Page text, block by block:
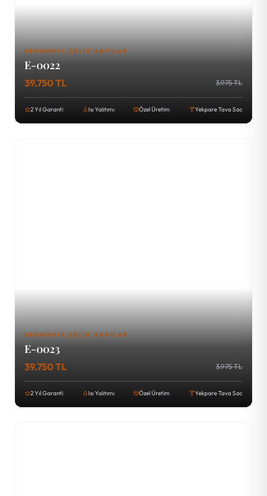
EKONOMIK ÇELIK KAPILAR
E-0022
39.750 TL 3.975 TL
2 Yıl Garanti Isı Yalıtımı Özel Üretim Yekpare Tava Sac
EKONOMIK ÇELIK KAPILAR
E-0023
39.750 TL 3.975 TL
2 Yıl Garanti Isı Yalıtımı Özel Üretim Yekpare Tava Sac